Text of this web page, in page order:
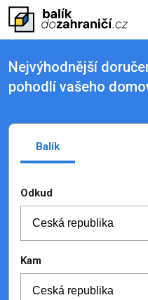
Nejvýhodnější
pohodlí vašeho
Balík
Odkud
Kam